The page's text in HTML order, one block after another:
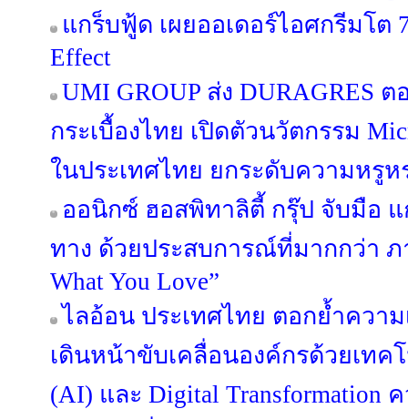
แกร็บฟู้ด เผยออเดอร์ไอศกรีมโต
Effect
UMI GROUP ส่ง DURAGRES
กระเบื้องไทย เปิดตัวนวัตกรรม
ในประเทศไทย ยกระดับความหรู
ออนิกซ์ ฮอสพิทาลิตี้ กรุ๊ป จับมือ แ
ทาง ด้วยประสบการณ์ที่มากกว่า ภ
What You Love”
ไลอ้อน ประเทศไทย ตอกย้ำควา
เดินหน้าขับเคลื่อนองค์กรด้วยเท
(AI) และ Digital Transformation ค